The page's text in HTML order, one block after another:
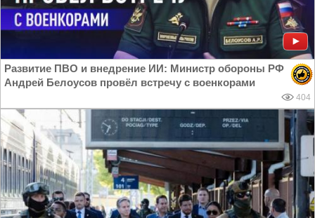
Развитие ПВО и внедрение ИИ: Министр обороны РФ
Андрей Белоусов провёл встречу с военкорами
404